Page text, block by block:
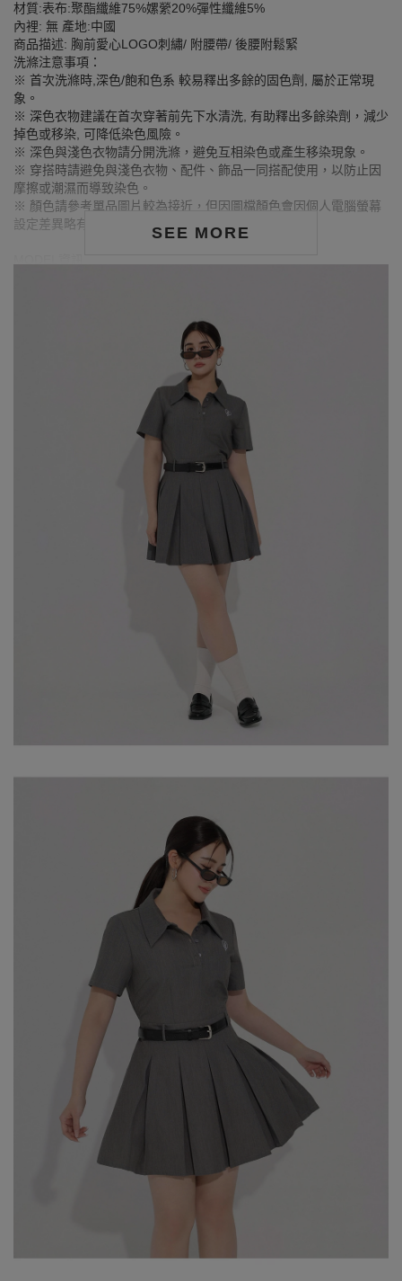
SEE MORE
材質:表布:聚酯纖維75%嫘縈20%彈性纖維5%
內裡: 無 產地:中國
商品描述: 胸前愛心LOGO刺繡/ 附腰帶/ 後腰附鬆緊
洗滌注意事項：
※ 首次洗滌時,深色/飽和色系 較易釋出多餘的固色劑, 屬於正常現
象。
※ 深色衣物建議在首次穿著前先下水清洗, 有助釋出多餘染劑，減少
掉色或移染, 可降低染色風險。
※ 深色與淺色衣物請分開洗滌，避免互相染色或產生移染現象。
※ 穿搭時請避免與淺色衣物、配件、飾品一同搭配使用，以防止因
摩擦或潮濕而導致染色。
※ 顏色請參考單品圖片較為接近，但因圖檔顏色會因個人電腦螢幕
設定差異略有不同，請以實際商品顏色為準。